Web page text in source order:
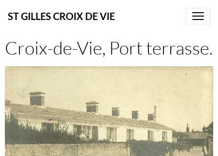
ST GILLES CROIX DE VIE
Croix-de-Vie, Port terrasse.